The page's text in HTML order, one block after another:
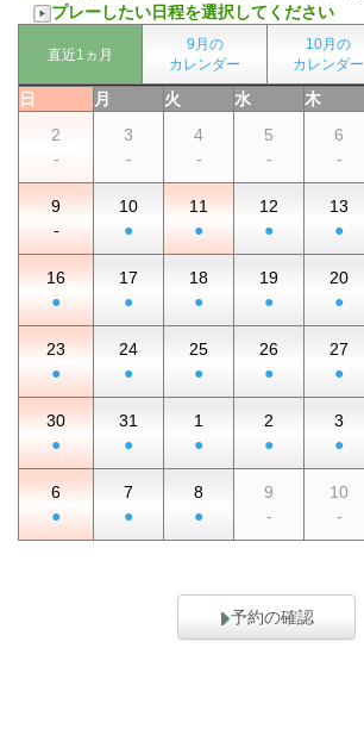
プレーしたい日程を選択してください
直近1ヵ月
9月の
カレンダー
10月の
カレンダー
日 月 火 水 木
2
-
3
-
4
-
5
-
6
-
9
-
10
●
11
●
12
●
13
●
16
●
17
●
18
●
19
●
20
●
23
●
24
●
25
●
26
●
27
●
30
●
31
●
1
●
2
●
3
●
6
●
7
●
8
●
9
-
10
-
予約の確認